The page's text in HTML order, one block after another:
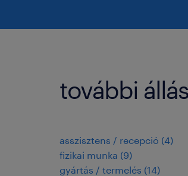
további
asszisztens / recepció (4)
fizikai munka (9)
gyártás / termelés (14)